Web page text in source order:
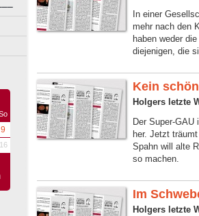
9
16
In einer
mehr nach den
haben weder
diejenigen, die
Kein
Holgers letzte
Der Super-
her. Jetzt
Spahn will alte
so machen.
Im
Holgers letzte